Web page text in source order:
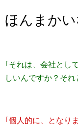
ほんまかい
｢それは、会社とし
しいんですか？そ
｢個人的に、となり